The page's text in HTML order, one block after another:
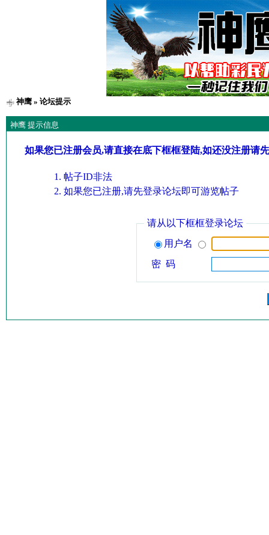
神鹰» 论坛提示
神鹰 提示信息
如果您已注册会员,请直接在底下框框登陆,如还没注册请
帖子ID非法
如果您已注册,请先登录论坛即可游览帖子
请从以下框框登录论坛
用户名
密 码